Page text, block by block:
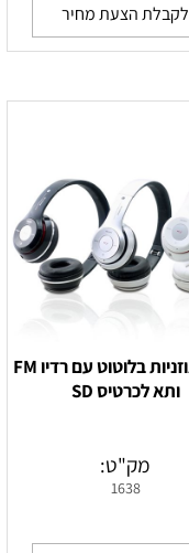
לקבלת הצעת מחיר
היפ - אוזניות בלוטוט עם רדיו FM
ותא לכרטיס SD
מק"ט:
1638